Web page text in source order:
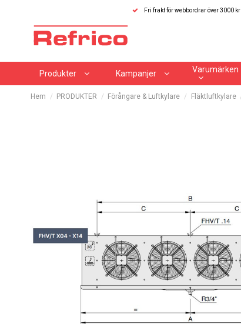
Fri frakt för webbordrar över 3000 kr
Produkter Kampanjer Varumärken
Hem PRODUKTER Förångare & Luftkylare Fläktluftkylare